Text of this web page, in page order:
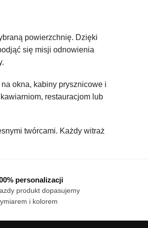
powierzchnię. Dzięki
się misji odnowienia
okna, kabiny prysznicowe i
restauracjom lub
twórcami. Każdy witraż
personalizacji
produkt dopasujemy
i kolorem